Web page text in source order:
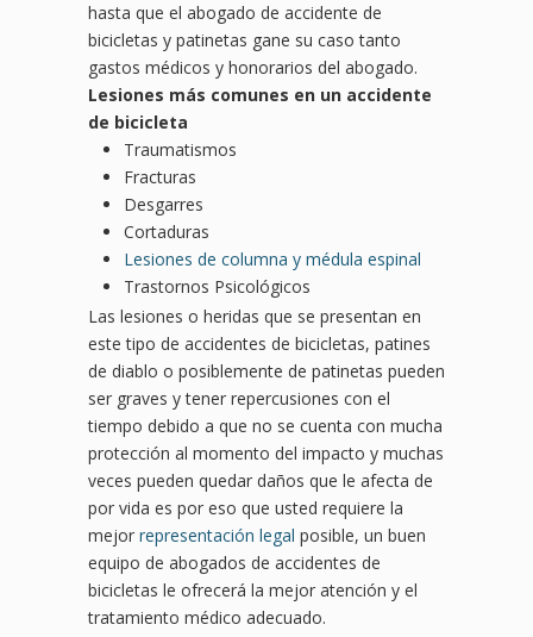
hasta que el abogado de accidente de
bicicletas y patinetas gane su caso tanto
gastos médicos y honorarios del abogado.
Lesiones más comunes en un accidente
de bicicleta
Traumatismos
Fracturas
Desgarres
Cortaduras
Lesiones de columna y médula espinal
Trastornos Psicológicos
Las lesiones o heridas que se presentan en
este tipo de accidentes de bicicletas, patines
de diablo o posiblemente de patinetas pueden
ser graves y tener repercusiones con el
tiempo debido a que no se cuenta con mucha
protección al momento del impacto y muchas
veces pueden quedar daños que le afecta de
por vida es por eso que usted requiere la
mejor representación legal posible, un buen
equipo de abogados de accidentes de
bicicletas le ofrecerá la mejor atención y el
tratamiento médico adecuado.